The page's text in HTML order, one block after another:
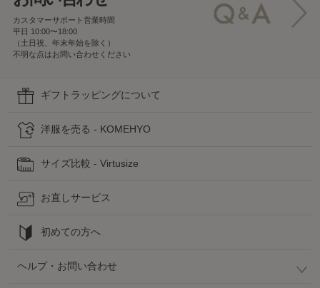
カスタマーサポート営業時間
平日 10:00〜18:00
（土日祝、年末年始を除く）
不明な点はお問い合わせください
ギフトラッピングについて
洋服を売る - KOMEHYO
サイズ比較 - Virtusize
お直しサービス
初めての方へ
ヘルプ・お問い合わせ